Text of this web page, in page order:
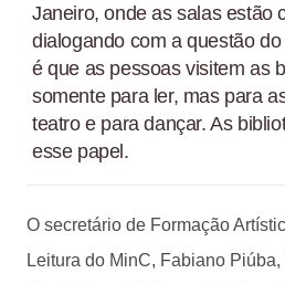
Janeiro, onde as salas estão
dialogando com a questão
é que as pessoas visitem as
somente para ler, mas para
teatro e para dançar. As
esse papel.
O secretário de Formação
Leitura do MinC, Fabiano